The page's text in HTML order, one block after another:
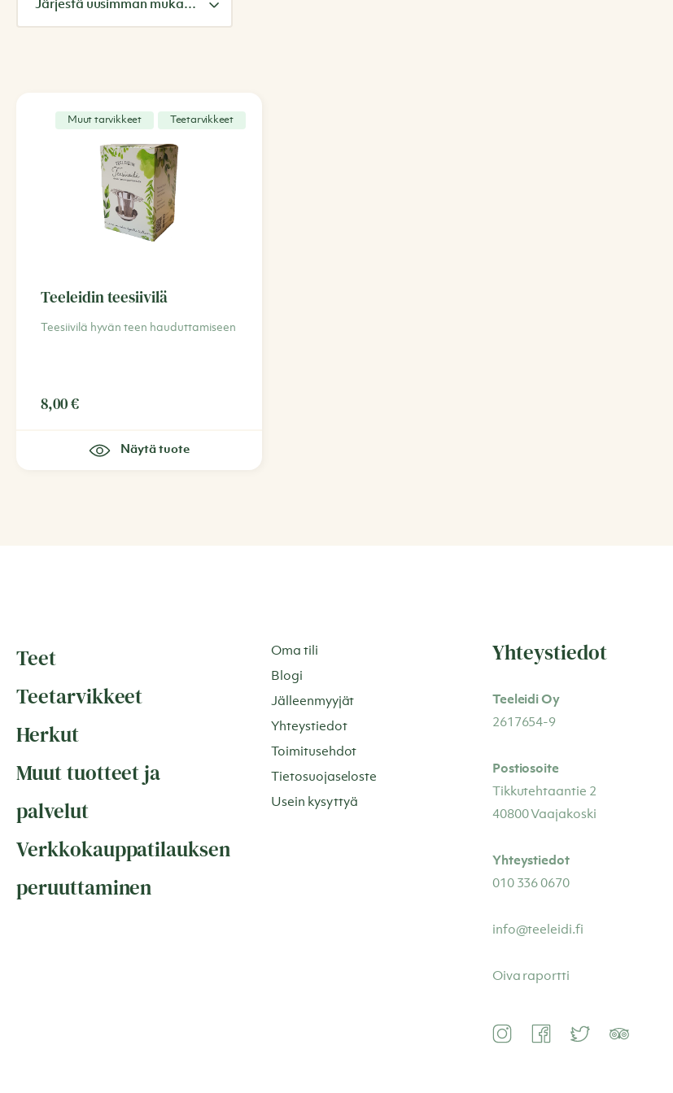
Muut tarvikkeet Teetarvikkeet
Teeleidin teesiivilä
Teesiivilä hyvän teen hauduttamiseen
8,00€
Näytä tuote
Teet
Teetarvikkeet
Herkut
Muut tuotteet ja
palvelut
Verkkokauppatilauksen
peruuttaminen
Oma tili
Blogi
Jälleenmyyjät
Yhteystiedot
Toimitusehdot
Tietosuojaseloste
Usein kysyttyä
Yhteystiedot
Teeleidi Oy
2617654-9
Postiosoite
Tikkutehtaantie 2
40800 Vaajakoski
Yhteystiedot
010 336 0670
info@teeleidi.fi
Oiva raportti
InstagramFacebookTwitter TripAdvisor